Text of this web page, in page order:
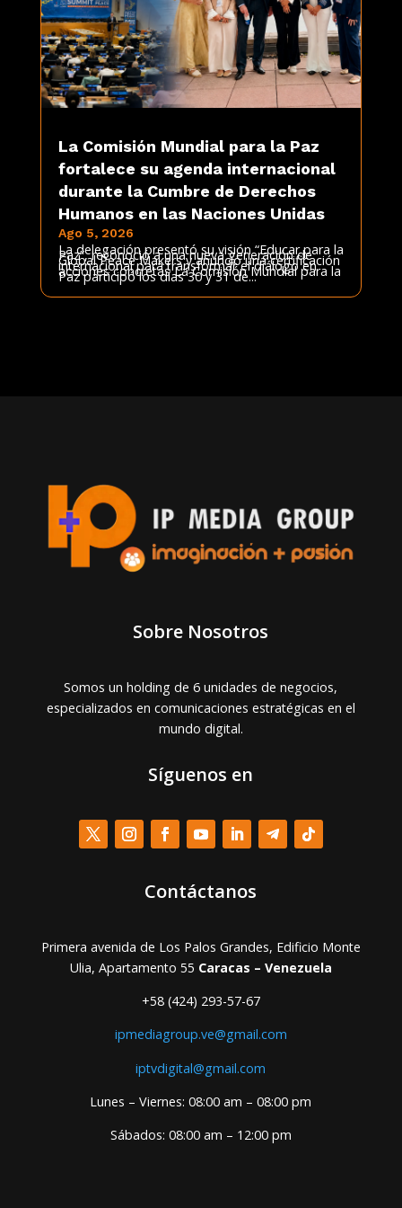
La Comisión Mundial para la Paz
fortalece su agenda internacional
durante la Cumbre de Derechos
Humanos en las Naciones Unidas
Ago 5, 2026
La delegación presentó su visión “Educar para la
Paz”, reconoció a una nueva generación de
Global Peace Makers y anunció una certificación
internacional para transformar el diálogo en
acciones concretas La Comisión Mundial para la
Paz participó los días 30 y 31 de...
Sobre Nosotros
Somos un holding de 6 unidades de negocios,
especializados en comunicaciones estratégicas en el
mundo digital.
Síguenos en
Contáctanos
Primera avenida de Los Palos Grandes, Edificio Monte
Ulia, Apartamento 55 Caracas – Venezuela
+58 (424) 293-57-67
ipmediagroup.ve@gmail.com
iptvdigital@gmail.com
Lunes – Viernes: 08:00 am – 08:00 pm
Sábados: 08:00 am – 12:00 pm